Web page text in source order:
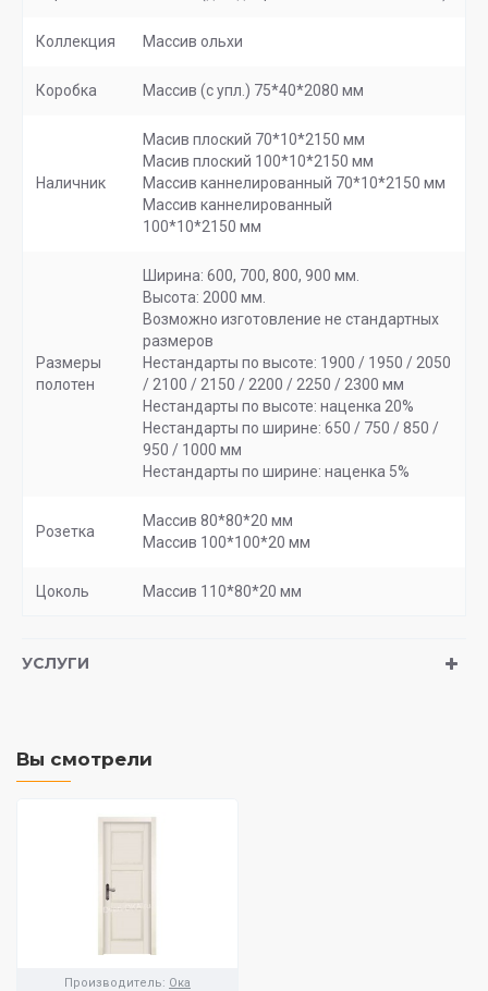
Коллекция Массив ольхи
Коробка Массив (с упл.) 75*40*2080 мм
Наличник
Масив плоский 70*10*2150 мм
Масив плоский 100*10*2150 мм
Массив каннелированный 70*10*2150 мм
Массив каннелированный
100*10*2150 мм
Размеры
полотен
Ширина: 600, 700, 800, 900 мм.
Высота: 2000 мм.
Возможно изготовление не стандартных
размеров
Нестандарты по высоте: 1900 / 1950 / 2050
/ 2100 / 2150 / 2200 / 2250 / 2300 мм
Нестандарты по высоте: наценка 20%
Нестандарты по ширине: 650 / 750 / 850 /
950 / 1000 мм
Нестандарты по ширине: наценка 5%
Розетка
Массив 80*80*20 мм
Массив 100*100*20 мм
Цоколь Массив 110*80*20 мм
УСЛУГИ
Вы смотрели
Производитель: Ока